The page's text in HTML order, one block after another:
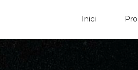
Inici